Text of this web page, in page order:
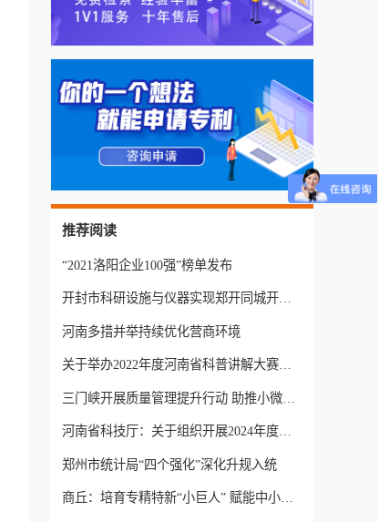
推荐阅读
“2021洛阳企业100强”榜单发布
开封市科研设施与仪器实现郑开同城开放共享
河南多措并举持续优化营商环境
关于举办2022年度河南省科普讲解大赛的通知
三门峡开展质量管理提升行动 助推小微企业可持续发展
河南省科技厅：关于组织开展2024年度高新技术企业申报工作的通知
郑州市统计局“四个强化”深化升规入统
商丘：培育专精特新“小巨人” 赋能中小企业创新发展